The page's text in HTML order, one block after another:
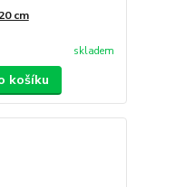
cm
skladem
košíku